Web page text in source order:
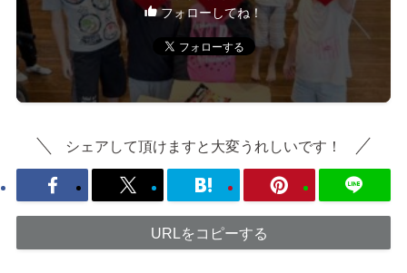
フォローしてね！
シェアして頂けますと大変うれしいです！
URLをコピーする